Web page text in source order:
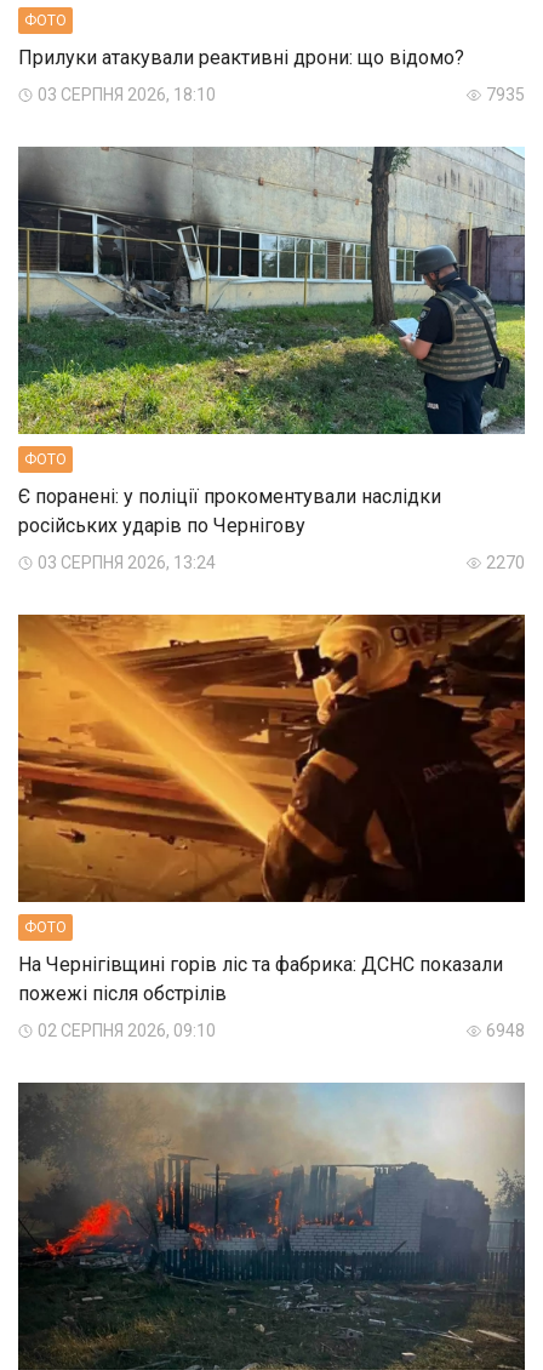
ФОТО
Прилуки атакували реактивні дрони: що відомо?
03 СЕРПНЯ 2026, 18:10 7935
ФОТО
Є поранені: у поліції прокоментували наслідки
російських ударів по Чернігову
03 СЕРПНЯ 2026, 13:24 2270
ФОТО
На Чернігівщині горів ліс та фабрика: ДСНС показали
пожежі після обстрілів
02 СЕРПНЯ 2026, 09:10 6948